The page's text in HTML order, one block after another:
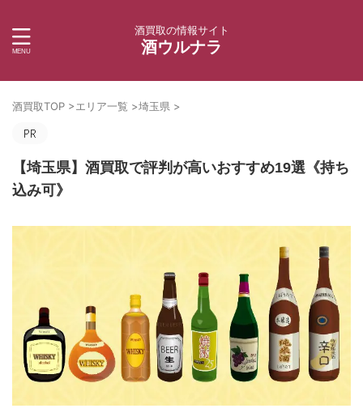
酒買取の情報サイト
酒ウルナラ
酒買取TOP >エリア一覧 >埼玉県 >
【埼玉県】酒買取で評判が高いおすすめ19選《持ち
込み可》